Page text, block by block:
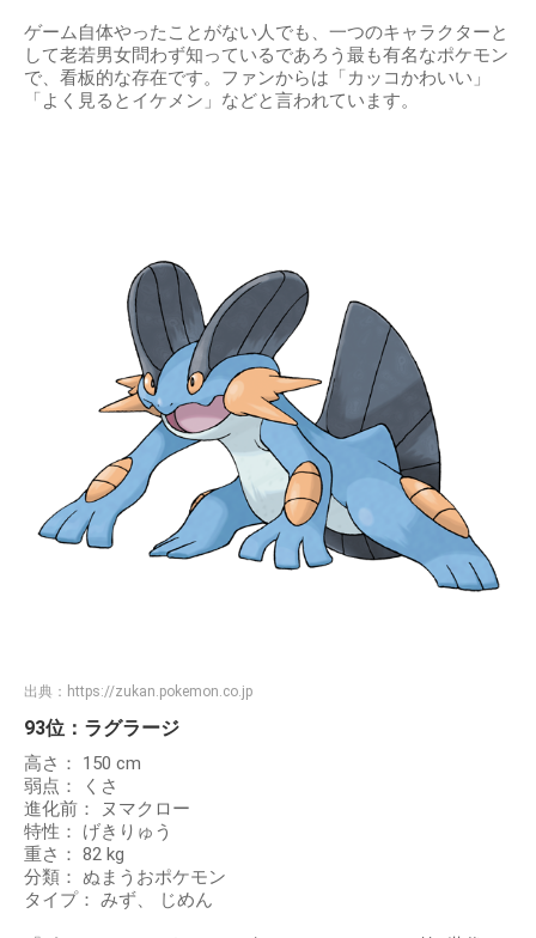
ゲーム自体やったことがない人でも、一つのキャラクターと
して老若男女問わず知っているであろう最も有名なポケモン
で、看板的な存在です。ファンからは「カッコかわいい」
「よく見るとイケメン」などと言われています。
出典： https://zukan.pokemon.co.jp
93位：ラグラージ
高さ： 150 cm
弱点： くさ
進化前： ヌマクロー
特性： げきりゅう
重さ： 82 kg
分類： ぬまうおポケモン
タイプ： みず、 じめん